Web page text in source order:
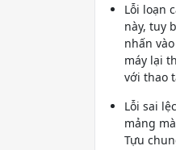
Lỗi loạn
này, tuy
nhấn
máy lại
với thao
Lỗi sai
mảng
Tựu